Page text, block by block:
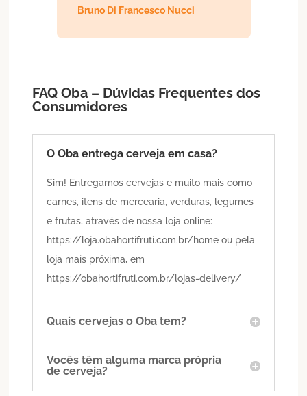
Bruno Di Francesco Nucci
FAQ Oba – Dúvidas Frequentes dos
Consumidores
O Oba entrega cerveja em casa?
Sim! Entregamos cervejas e muito mais como
carnes, itens de mercearia, verduras, legumes
e frutas, através de nossa loja online:
https://loja.obahortifruti.com.br/home ou pela
loja mais próxima, em
https://obahortifruti.com.br/lojas-delivery/
Quais cervejas o Oba tem?
Vocês têm alguma marca própria
de cerveja?